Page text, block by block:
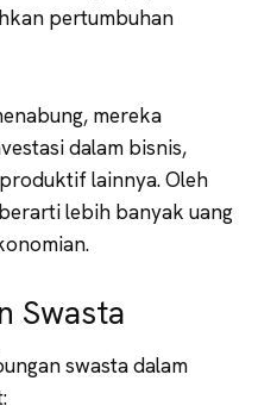
pertumbuhan
mereka
dalam bisnis,
lainnya. Oleh
lebih banyak uang
Swasta
swasta dalam